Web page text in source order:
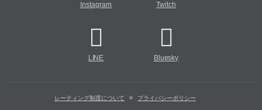
Instagram Twitch
LINE Bluesky
レーティング制度について プライバシーポリシー